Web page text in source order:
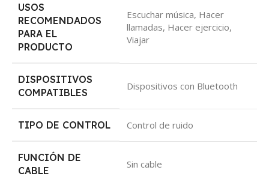
USOS
RECOMENDADOS
PARA EL
PRODUCTO
‎Escuchar música, Hacer
llamadas, Hacer ejercicio,
Viajar
DISPOSITIVOS
COMPATIBLES
‎Dispositivos con Bluetooth
TIPO DE CONTROL ‎Control de ruido
FUNCIÓN DE
CABLE
‎Sin cable